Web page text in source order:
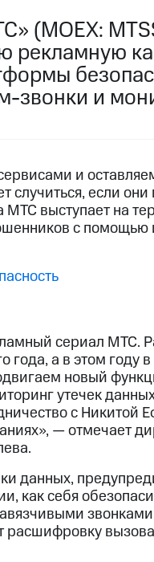
(MOEX:
рекламную
звонки и
и
случиться, если
выступает на
с помощью
сериал МТС.
года, а в этом году
новый
утечек
с Никитой
— отмечает
данных,
как себя